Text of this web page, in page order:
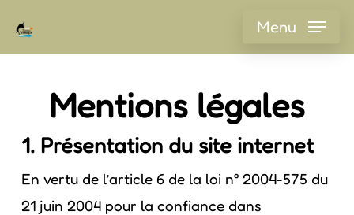
content
Menu
Mentions légales
1. Présentation du site internet
En vertu de l’article 6 de la loi n° 2004-575 du
21 juin 2004 pour la confiance dans